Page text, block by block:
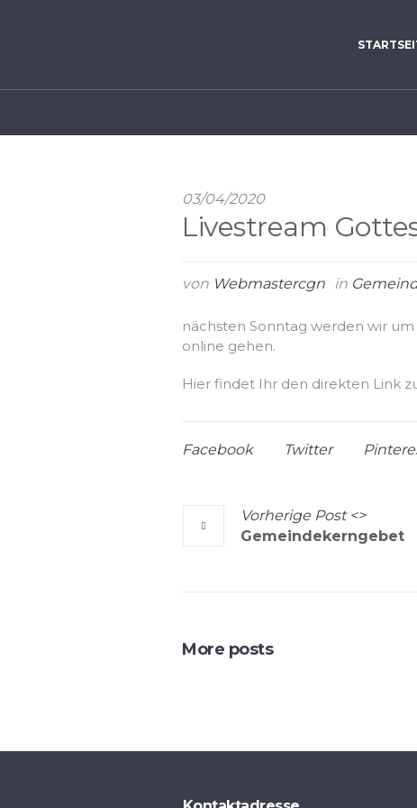
03/04/2020
Livestream
von Webmastercgn in
nächsten Sonntag werden wir
online gehen.
Hier findet Ihr den direkten Link
Facebook Twitter
Vorherige Post <>
Gemeindekerngebet
More posts